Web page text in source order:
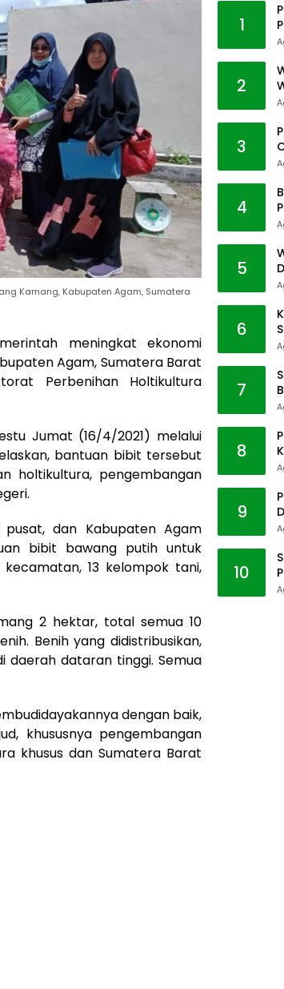
Kamang, Kabupaten Agam, Sumatera
meningkat ekonomi
Agam, Sumatera Barat
Perbenihan Holtikultura
Jumat (16/4/2021) melalui
bantuan bibit tersebut
holtikultura, pengembangan
dan Kabupaten Agam
bibit bawang putih untuk
13 kelompok tani,
2 hektar, total semua 10
Benih yang didistribusikan,
daerah dataran tinggi. Semua
dengan baik,
khususnya pengembangan
khusus dan Sumatera Barat
1
2
3
4
5
6
7
8
9
10